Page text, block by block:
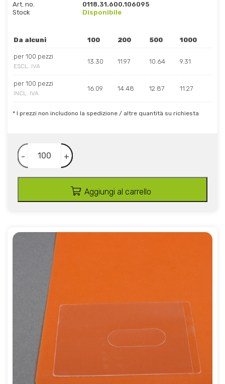
Art. no.
0118.31.600.106095
Stock
Disponibile
Da alcuni 100 200 500 1000
per 100 pezzi
ESCL. IVA
13.30 11.97 10.64 9.31
per 100 pezzi
INCL. IVA
16.09 14.48 12.87 11.27
* I prezzi non includono la spedizione / altre quantità su richiesta
- +
Aggiungi al carrello